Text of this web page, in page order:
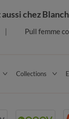
chez
Pull femme
Collections